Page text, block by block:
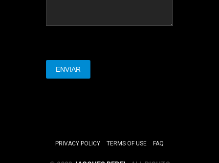
PRIVACY POLICY TERMS OF USE FAQ